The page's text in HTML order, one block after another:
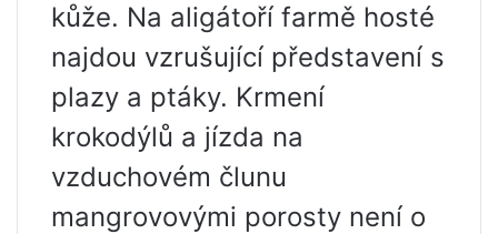
kůže. Na aligátoří farmě hosté
najdou vzrušující představení s
plazy a ptáky. Krmení
krokodýlů a jízda na
vzduchovém člunu
mangrovovými porosty není o